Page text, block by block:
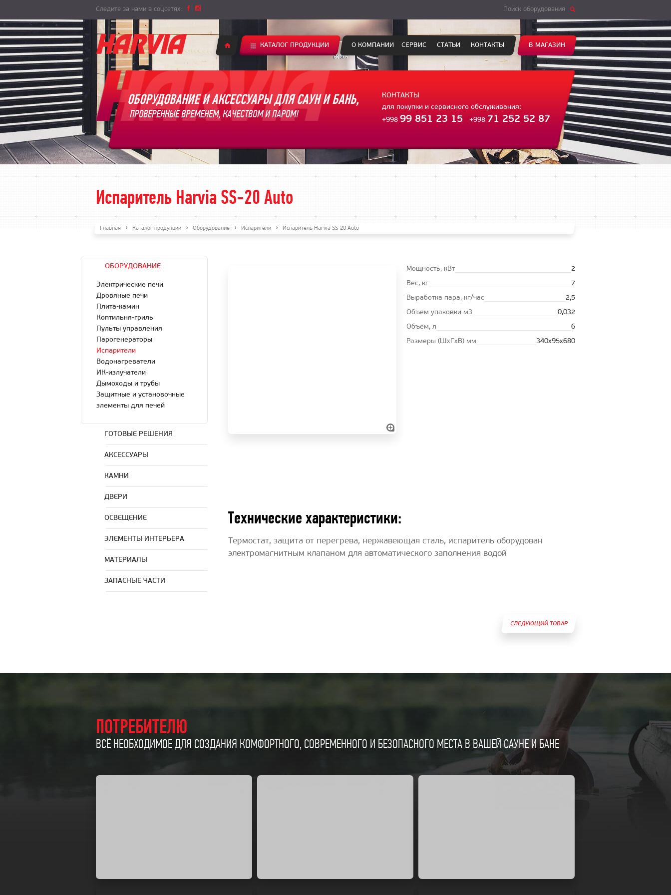
Следите за нами в соцсетях: Поиск оборудования
КАТАЛОГ ПРОДУКЦИИ О КОМПАНИИ СЕРВИС СТАТЬИ КОНТАКТЫ В МАГАЗИН
ОБОРУДОВАНИЕ И АКСЕССУАРЫ ДЛЯ САУН И БАНЬ,
ПРОВЕРЕННЫЕ ВРЕМЕНЕМ, КАЧЕСТВОМ И ПАРОМ!
КОНТАКТЫ
для покупки и сервисного обслуживания:
+998 99 851 23 15 +998 71 252 52 87
Испаритель Harvia SS-20 Auto
Главная Каталог продукции Оборудование Испарители Испаритель Harvia SS-20 Auto
ОБОРУДОВАНИЕ
Электрические печи
Дровяные печи
Плита-камин
Коптильня-гриль
Пульты управления
Парогенераторы
Испарители
Водонагреватели
ИК-излучатели
Дымоходы и трубы
Защитные и установочные
элементы для печей
ГОТОВЫЕ РЕШЕНИЯ
АКСЕССУАРЫ
КАМНИ
ДВЕРИ
ОСВЕЩЕНИЕ
ЭЛЕМЕНТЫ ИНТЕРЬЕРА
МАТЕРИАЛЫ
ЗАПАСНЫЕ ЧАСТИ
Мощность, кВт
2
Вес, кг
7
Выработка пара, кг/час
2,5
Объем упаковки м3
0,032
Объем, л
6
Размеры (ШхГхВ) мм
340x95x680
Технические характеристики:
Термостат, защита от перегрева, нержавеющая сталь, испаритель оборудован
электромагнитным клапаном для автоматического заполнения водой
СЛЕДУЮЩИЙ ТОВАР
ПОТРЕБИТЕЛЮ
ВСЁ НЕОБХОДИМОЕ ДЛЯ СОЗДАНИЯ КОМФОРТНОГО, СОВРЕМЕННОГО И БЕЗОПАСНОГО МЕСТА В ВАШЕЙ САУНЕ И БАНЕ